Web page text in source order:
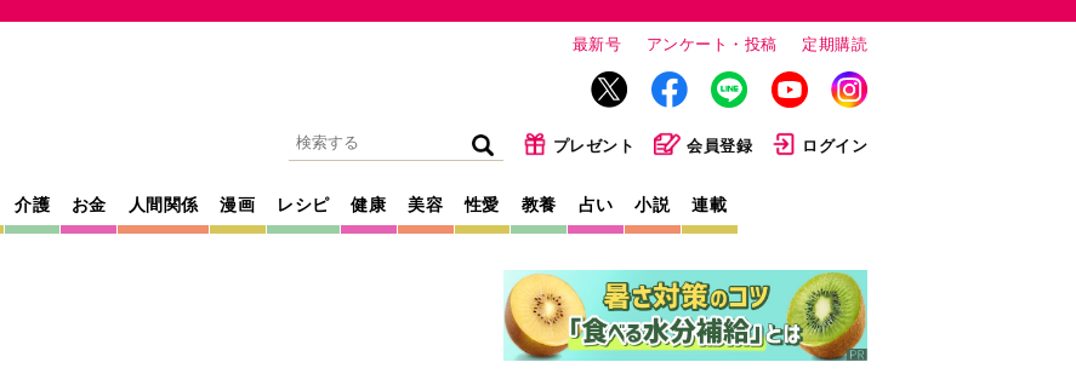
最新号 アンケート・投稿 定期購読
プレゼント 会員登録 ログイン
介護 お金 人間関係 漫画 レシピ 健康 美容 性愛 教養 占い 小説 連載